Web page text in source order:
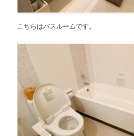
こちらはバスルームです。